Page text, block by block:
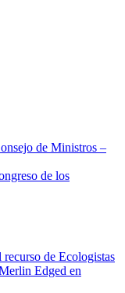
de Ministros –
de los